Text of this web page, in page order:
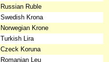
Russian Ruble
Swedish Krona
Norwegian Krone
Turkish Lira
Czeck Koruna
Romanian Leu